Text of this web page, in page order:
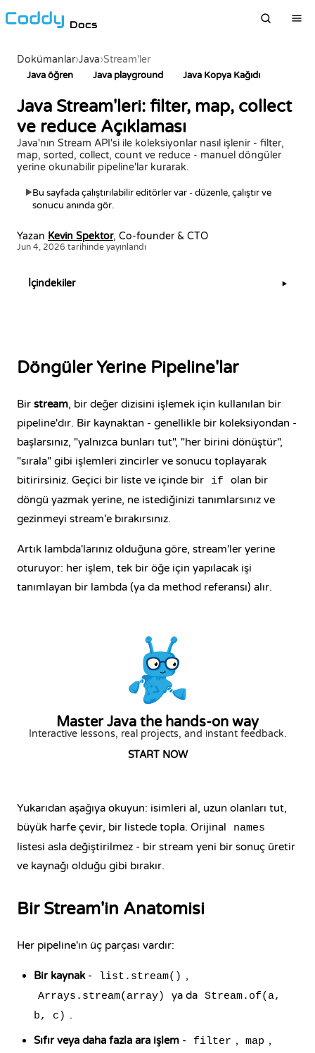
Docs
Dokümanlar›Java›Stream'ler
Java öğren Java playground Java Kopya Kağıdı
Java Stream'leri: filter, map, collect
ve reduce Açıklaması
Java'nın Stream API'si ile koleksiyonlar nasıl işlenir - filter,
map, sorted, collect, count ve reduce - manuel döngüler
yerine okunabilir pipeline'lar kurarak.
▶Bu sayfada çalıştırılabilir editörler var - düzenle, çalıştır ve
sonucu anında gör.
Yazan Kevin Spektor, Co-founder & CTO
Jun 4, 2026 tarihinde yayınlandı
Döngüler Yerine Pipeline'lar
Bir stream, bir değer dizisini işlemek için kullanılan bir
pipeline'dır. Bir kaynaktan - genellikle bir koleksiyondan -
başlarsınız, "yalnızca bunları tut", "her birini dönüştür",
"sırala" gibi işlemleri zincirler ve sonucu toplayarak
bitirirsiniz. Geçici bir liste ve içinde bir
if
olan bir
döngü yazmak yerine, ne istediğinizi tanımlarsınız ve
gezinmeyi stream'e bırakırsınız.
Artık lambda'larınız olduğuna göre, stream'ler yerine
oturuyor: her işlem, tek bir öğe için yapılacak işi
tanımlayan bir lambda (ya da method referansı) alır.
Master Java the hands-on way
Interactive lessons, real projects, and instant feedback.
START NOW
Yukarıdan aşağıya okuyun: isimleri al, uzun olanları tut,
büyük harfe çevir, bir listede topla. Orijinal
names
listesi asla değiştirilmez - bir stream yeni bir sonuç üretir
ve kaynağı olduğu gibi bırakır.
Bir Stream'in Anatomisi
Her pipeline'ın üç parçası vardır:
Bir kaynak- list.stream() ,
Arrays.stream(array) ya da Stream.of(a,
b, c) .
Sıfır veya daha fazla ara işlem - filter , map ,
İçindekiler ▶